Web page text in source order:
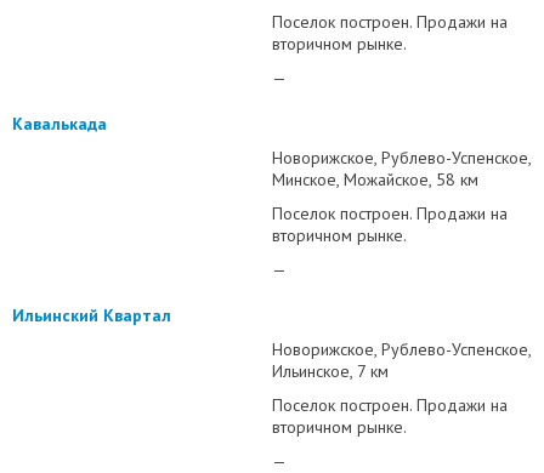
Поселок построен. Продажи на
вторичном рынке.
—
Кавалькада
Новорижское Рублево-Успенское
Минское Можайское 58 км
Поселок построен. Продажи на
вторичном рынке.
—
Ильинский Квартал
Новорижское Рублево-Успенское
Ильинское 7 км
Поселок построен. Продажи на
вторичном рынке.
—